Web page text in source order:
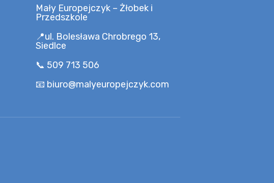
Mały Europejczyk – Żłobek i
Przedszkole
📍ul. Bolesława Chrobrego 13,
Siedlce
📞 509 713 506
📧 biuro@malyeuropejczyk.com